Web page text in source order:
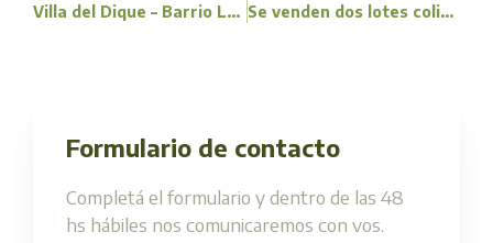
Villa del Dique – Barrio La Sierrita Se venden dos lotes colindantes – Villa Rumipal Ubicados en Loteo Lago de Calamuchita- 2
Formulario de contacto
Completá el formulario y dentro de las 48
hs hábiles nos comunicaremos con vos.